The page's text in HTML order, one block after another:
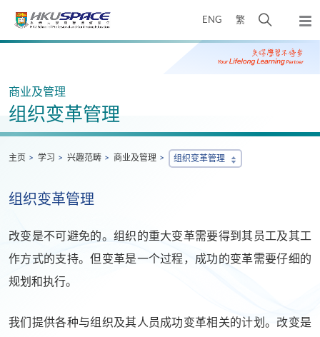
ENG 繁
开
搜
寻
弹
出
主
Main
商业及管理
组织变革管理
主页 学习 兴趣范畴 商业及管理 组织变革管理
组织变革管理
改变是不可避免的。组织的重大变革需要得到其员工及其工
作方式的支持。但变革是一个过程，成功的变革需要仔细的
规划和执行。
我们提供各种与组织及其人员成功变革相关的计划。改变是